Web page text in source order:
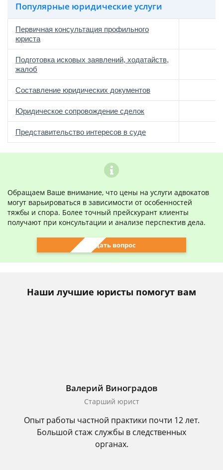
Популярные юридические услуги
Первичная консультация профильного
юриста
Подготовка исковых заявлений, ходатайств,
жалоб
Составление юридических документов
Юридическое сопровождение сделок
Представительство интересов в суде
Обращаем Ваше внимание, что цены на услуги адвокатов
могут варьироваться в зависимости от особенностей
тяжбы и спора. Более точный прейскурант клиенты
получают при консультации и анализе перспектив дела.
Задать вопрос
Наши лучшие юристы помогут вам
Валерий Виноградов
Старший юрист
Опыт работы частной практики почти 12 лет.
Большой стаж службы в следственных
органах.